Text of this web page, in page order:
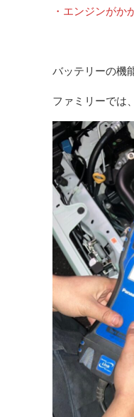
・エンジンが
バッテリーの機
ファミリーでは